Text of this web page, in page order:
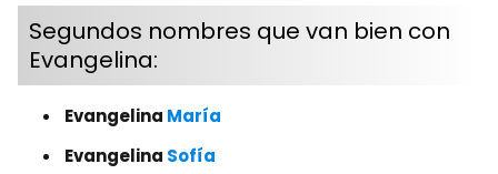
Segundos nombres que van bien con
Evangelina:
Evangelina María
Evangelina Sofía